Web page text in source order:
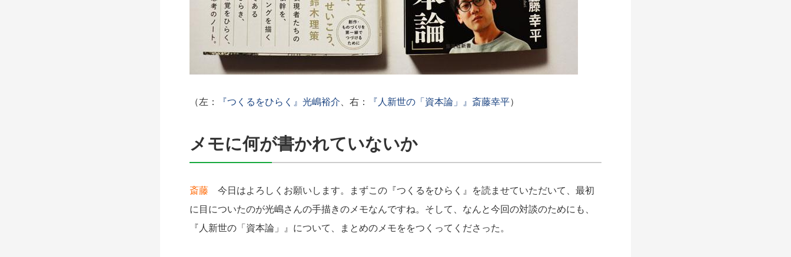
（左： 『つくるをひらく』光嶋裕介、右： 『人新世の「資本論」』斎藤幸平）
メモに何が書かれていないか
斎藤 今日はよろしくお願いします。まずこの『つくるをひらく』を読ませていただいて、最初
に目についたのが光嶋さんの手描きのメモなんですね。そして、なんと今回の対談のためにも、
『人新世の「資本論」』について、まとめのメモををつくってくださった。